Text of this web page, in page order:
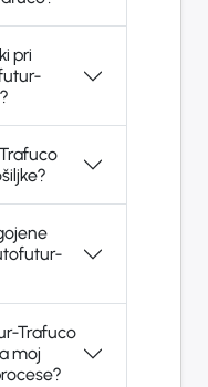
pri
Trafuco
moj